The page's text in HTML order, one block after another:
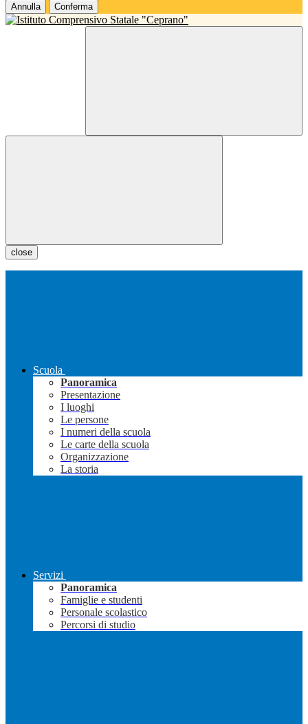
Annulla Conferma
close
Scuola
Panoramica
Presentazione
I luoghi
Le persone
I numeri della scuola
Le carte della scuola
Organizzazione
La storia
Servizi
Panoramica
Famiglie e studenti
Personale scolastico
Percorsi di studio